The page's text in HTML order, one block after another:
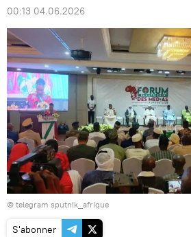
00:13 04.06.2026
© telegram sputnik_afrique
S'abonner